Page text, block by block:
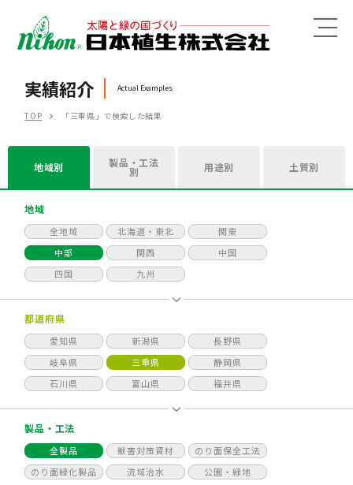
MENU
実績紹介 Actual Examples
TOP 「三重県」で検索した結果
地域別 製品・工法
別 用途別 土質別
地域
全地域 北海道・東北
関東
中部
関西
中国
四国
九州
都道府県
愛知県 新潟県
長野県
岐阜県
三重県
静岡県
石川県
富山県 福井県
製品・工法
全製品 獣害対策資材
のり面保全工法
のり面緑化製品
流域治水
公園・緑地